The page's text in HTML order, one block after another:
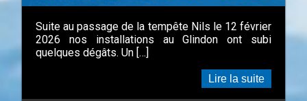
Suite au passage de la tempête Nils le 12 février
2026 nos installations au Glindon ont subi
quelques dégâts. Un […]
Lire la suite